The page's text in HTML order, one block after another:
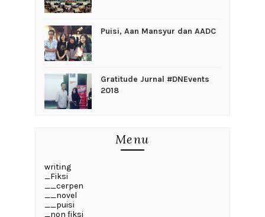
Puisi, Aan Mansyur dan AADC
Gratitude Jurnal #DNEvents
2018
Menu
writing
_Fiksi
__cerpen
__novel
__puisi
_non fiksi